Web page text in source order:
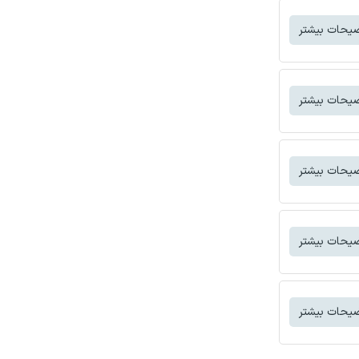
بیشتر
بیشتر
بیشتر
بیشتر
بیشتر